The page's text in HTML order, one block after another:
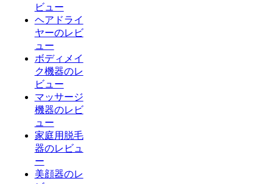
ビュー
ヘアドライ
ヤーのレビ
ュー
ボディメイ
ク機器のレ
ビュー
マッサージ
機器のレビ
ュー
家庭用脱毛
器のレビュ
ー
美顔器のレ